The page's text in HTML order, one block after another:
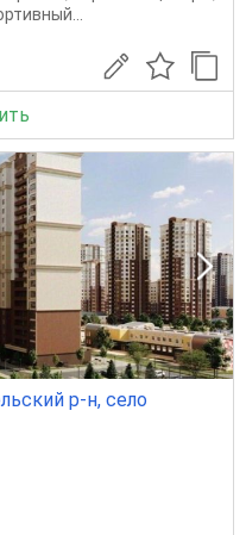
р-н, село